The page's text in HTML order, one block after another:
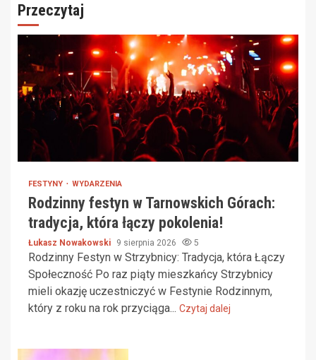
Przeczytaj
FESTYNY WYDARZENIA
Rodzinny festyn w Tarnowskich Górach:
tradycja, która łączy pokolenia!
Łukasz Nowakowski 9 sierpnia 2026 5
Rodzinny Festyn w Strzybnicy: Tradycja, która Łączy
Społeczność Po raz piąty mieszkańcy Strzybnicy
mieli okazję uczestniczyć w Festynie Rodzinnym,
który z roku na rok przyciąga... Czytaj dalej